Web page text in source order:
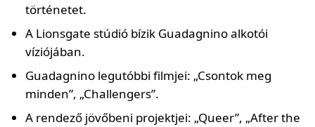
történetet.
A Lionsgate stúdió bízik Guadagnino alkotói
víziójában.
Guadagnino legutóbbi filmjei: „Csontok meg
minden”, „Challengers”.
A rendező jövőbeni projektjei: „Queer”, „After the